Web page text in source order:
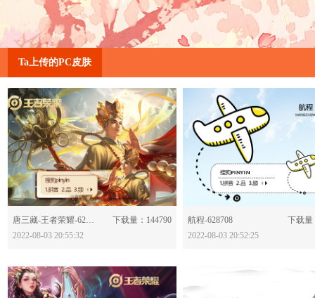
Ta上传的PC皮肤
分享：
唐三藏-王者荣耀-628714
下载量：144790
2022-08-03 20:55:32
航程-628708
下载量
2022-08-03 20:52:25